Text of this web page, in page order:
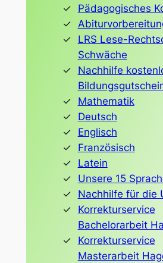
Pädagogisches
LRS Lese-
Schwäche
Nachhilfe
Mathematik
Deutsch
Englisch
Französisch
Latein
Unsere 15
Nachhilfe für die
Korrekturservice
Bachelorarbeit
Korrekturservice
Masterarbeit